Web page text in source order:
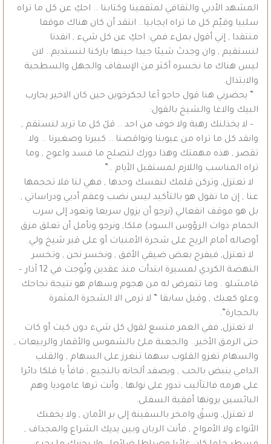
المشهد الأدبي والثقافي لمثقفينا وكتابنا .. احكِ عن كل ما تراه
سلبيا وقيّم كل ما تراه ايجابيا.. انتقد أن كان هناك موقفا
منتقدا , إني أقول بملء فمي: احكِ عن كل شيء , انقدنا
لنستقيم , وان وجدتَ شيئا جيدا حينها باركنا لنستديم.. لان
ليس هناك ما نخسره أكثر من الإسفاف والجهل والسطحية
والابتذال.
” يحضرني هنا قول حاجو آغا لجكرخوين حين كان الاخير يحارب
البيك والاغا والشيخ بالقول:
– لا يخذلنك رهبة ولا خوف من احد .. قلْ كل ما تريد لنستقم ,
وانقد كل ما تراه من عيوبنا ونواقصنا .. كبيرنا وصغيرنا .. ولا
تقصر , هذه مهمتك وهذا دورك لتصلح ما فسد واعوج , وما
تراه المناسب واللازم لمستقبل الأيام ..”
لا تعتزل, وتركن قلمك لنفسك وحدها , فهي لنا فلا تحجمها
عنا , إن ما تقول هو بالتأكيد ليس نضب وعقم أدبي ودراساتي ,
بل هو موقف انفعالي (نرجو أن يزول سريعا وتعود إلى سرب
الحمام ذوات الرؤوس السود) ملكا, ونرجو ونأمل أن تعلق مزق
أوصاله أمام الريح على شجرة الأمنيات أو على قبر شيخ ولي.
لا تعتزل, فيفرح بعض ضيقي الأفق , ونخسر نحن , وتخسر
النهضة الكردي لمسيرة ابتدأت منذ عقدين وتُوجت في 12 آذار –
قامشلو . وما تتعرض له من هجوم وسهام هو نتيجة نجاحك
وعلو كعبك , وقيل سابقا ” لا ترمى الا الشجرة المثمرة
بالحجارة”.
لا تعتزل, ففي العمر متسع لقول كل شيء دون كيت أو كات
حتى الرمق الأخير.. والجعبة ملئ بالشموس والأقمار والربيعات ,
والسهام تغزو القلوب سهما تنغرز على السهام , والقلب
الدامي ينبض بالحب , ويصفد ألحانه بالنجيع , فافاً يا فلكا دائرا
على هرمه فالتآليب تدور على نولها , وأنت ترها عاموديا وهم
البائسين يرونها أفقية السفلى.
لا تعتزل, وسقْ وامخر بالسفينة إلى بر الأمان , ولا يخفنك
الأنواء ولا الأمواج , فأنت الربان وبين يديك الشراع والمجداف ,